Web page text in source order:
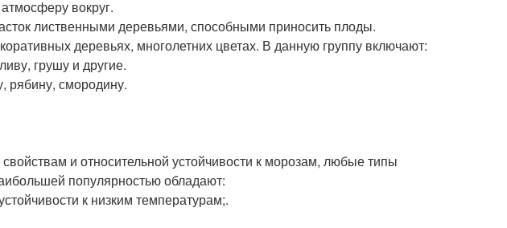
вокруг.
лиственными деревьями, способными приносить плоды.
деревьях, многолетних цветах. В данную группу включают:
грушу и другие.
рябину, смородину.
и относительной устойчивости к морозам, любые типы
популярностью обладают:
к низким температурам;.